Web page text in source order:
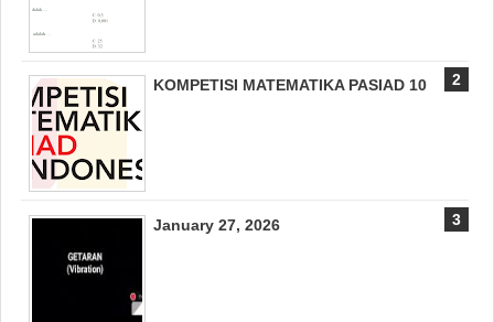
KOMPETISI MATEMATIKA PASIAD 10
January 27, 2026